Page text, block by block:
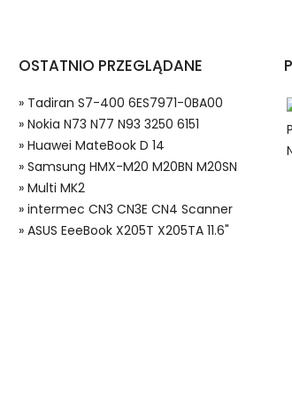
możesz odzyskać całkowitą wartość
znacznie różnić od opisu.
Smartfonów i Telefonów, Alternatywna
OSTATNIO PRZEGLĄDANE
» Tadiran S7-400 6ES7971-0BA00
» Nokia N73 N77 N93 3250 6151
» Huawei MateBook D 14
» Samsung HMX-M20 M20BN M20SN
» Multi MK2
» intermec CN3 CN3E CN4 Scanner
» ASUS EeeBook X205T X205TA 11.6"